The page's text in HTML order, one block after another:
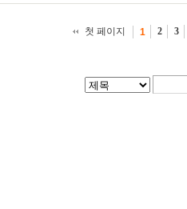
첫 페이지
1 2 3